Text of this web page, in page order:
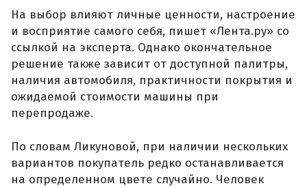
На выбор влияют личные ценности, настроение
и восприятие самого себя, пишет «Лента.ру» со
ссылкой на эксперта. Однако окончательное
решение также зависит от доступной палитры,
наличия автомобиля, практичности покрытия и
ожидаемой стоимости машины при
перепродаже.
По словам Ликуновой, при наличии нескольких
вариантов покупатель редко останавливается
на определенном цвете случайно. Человек